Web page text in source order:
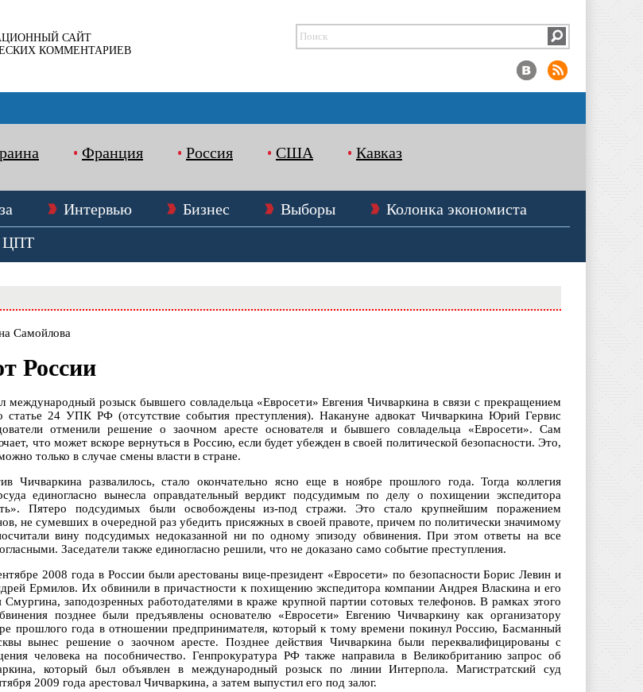
САЙТ
КОММЕНТАРИЕВ
Франция Россия США Кавказ
Интервью Бизнес Выборы
Колонка экономиста
ЦПТ
Самойлова
России
международный розыск бывшего совладельца «Евросети» Евгения Чичваркина в связи с прекращением
статье 24 УПК РФ (отсутствие события преступления). Накануне адвокат Чичваркина Юрий Гервис
отменили решение о заочном аресте основателя и бывшего совладельца «Евросети». Сам
что может вскоре вернуться в Россию, если будет убежден в своей политической безопасности. Это,
только в случае смены власти в стране.
Чичваркина развалилось, стало окончательно ясно еще в ноябре прошлого года. Тогда коллегия
единогласно вынесла оправдательный вердикт подсудимым по делу о похищении экспедитора
Пятеро подсудимых были освобождены из-под стражи. Это стало крупнейшим поражением
не сумевших в очередной раз убедить присяжных в своей правоте, причем по политически значимому
вину подсудимых недоказанной ни по одному эпизоду обвинения. При этом ответы на все
Заседатели также единогласно решили, что не доказано само событие преступления.
2008 года в России были арестованы вице-президент «Евросети» по безопасности Борис Левин и
Ермилов. Их обвинили в причастности к похищению экспедитора компании Андрея Власкина и его
заподозренных работодателями в краже крупной партии сотовых телефонов. В рамках этого
позднее были предъявлены основателю «Евросети» Евгению Чичваркину как организатору
прошлого года в отношении предпринимателя, который к тому времени покинул Россию, Басманный
вынес решение о заочном аресте. Позднее действия Чичваркина были переквалифицированы с
человека на пособничество. Генпрокуратура РФ также направила в Великобританию запрос об
который был объявлен в международный розыск по линии Интерпола. Магистратский суд
2009 года арестовал Чичваркина, а затем выпустил его под залог.